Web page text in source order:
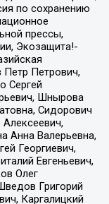
по сохранению
прессы,
Экозащита!-
Петрович,
Сергей
Шнырова
Сидорович
Анна Валерьевна,
Георгиевич,
Евгеньевич,
Олег
Григорий
Каргалицкий